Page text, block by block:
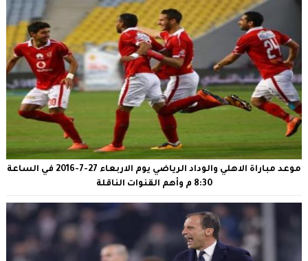
موعد مباراة الاهلي والوداد الرياضي يوم الاربعاء 27-7-2016 في الساعة
8:30 م وأهم القنوات الناقلة